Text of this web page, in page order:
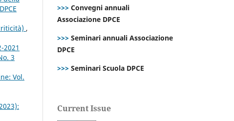
,
2021
3
Vol.
>>> Convegni annuali
Associazione DPCE
>>> Seminari annuali Associazione
DPCE
>>> Seminari Scuola DPCE
Current Issue